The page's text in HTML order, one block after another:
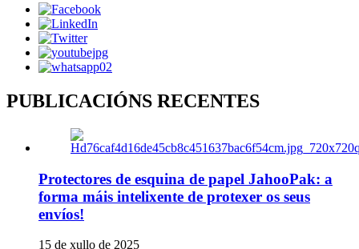
PUBLICACIÓNS RECENTES
Protectores de esquina de papel JahooPak: a
forma máis intelixente de protexer os seus
envíos!
15 de xullo de 2025